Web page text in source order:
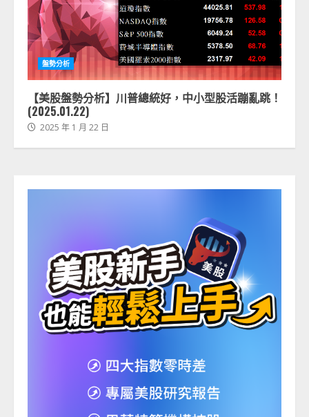
盤勢分析
【美股盤勢分析】川普總統好，中小型股活蹦亂跳！
(2025.01.22)
2025 年 1 月 22 日